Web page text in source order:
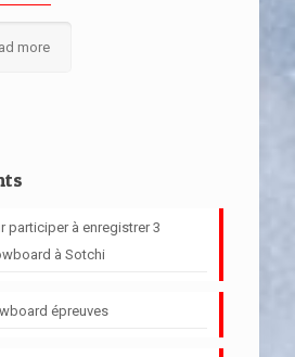
more
participer à enregistrer 3
à Sotchi
épreuves